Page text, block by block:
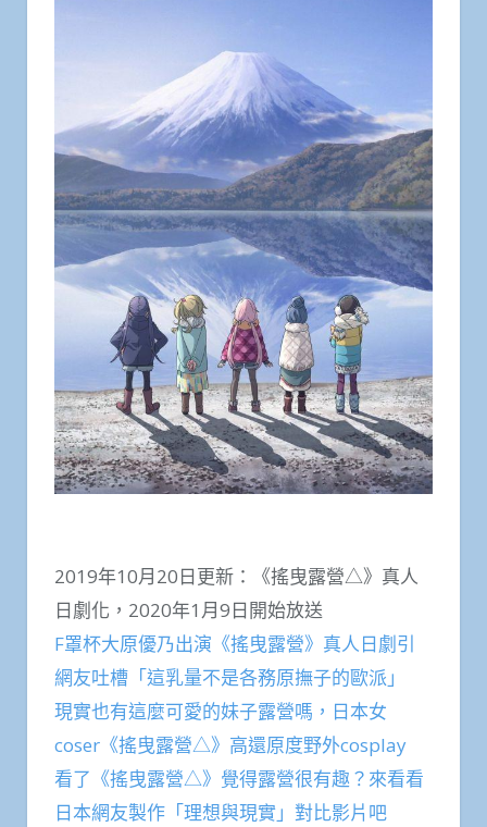
2019年10月20日更新：《搖曳露營△》真人
日劇化，2020年1月9日開始放送
F罩杯大原優乃出演《搖曳露營》真人日劇引
網友吐槽「這乳量不是各務原撫子的歐派」
現實也有這麼可愛的妹子露營嗎，日本女
coser《搖曳露營△》高還原度野外cosplay
看了《搖曳露營△》覺得露營很有趣？來看看
日本網友製作「理想與現實」對比影片吧